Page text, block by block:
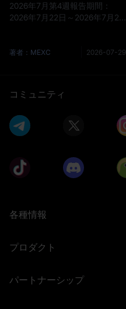
vs. 弱気派の攻防：BTCの
63,000ドルの重要な支持線
も底なしの下落局面か？
2026年7月第4週報告期間：
2026年7月22日～2026年7月28
場は楽観ムードから警戒感へと
移していました。しかし、FRB
利上げ観測が強まり、市場セン
チメントは急速に悪化しまし
著者：MEXC 2026-07-29
コミュニティ
各種情報
プロダクト
パートナーシップ